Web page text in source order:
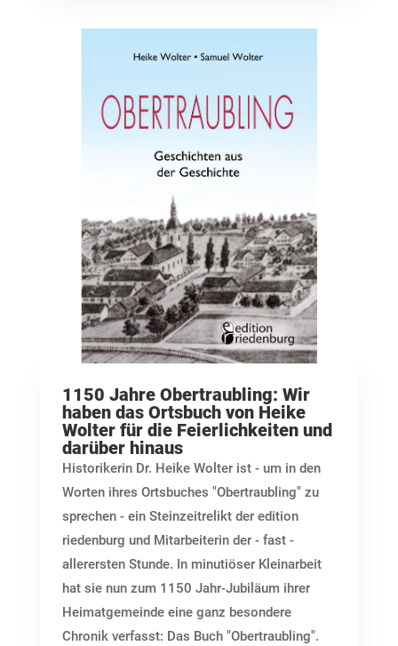
1150 Jahre Obertraubling: Wir
haben das Ortsbuch von Heike
Wolter für die Feierlichkeiten und
darüber hinaus
Historikerin Dr. Heike Wolter ist - um in den
Worten ihres Ortsbuches "Obertraubling" zu
sprechen - ein Steinzeitrelikt der edition
riedenburg und Mitarbeiterin der - fast -
allerersten Stunde. In minutiöser Kleinarbeit
hat sie nun zum 1150 Jahr-Jubiläum ihrer
Heimatgemeinde eine ganz besondere
Chronik verfasst: Das Buch "Obertraubling".